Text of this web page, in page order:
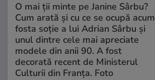
O mai ții minte pe Janine Sârbu?
Cum arată și cu ce se ocupă acum
fosta soție a lui Adrian Sârbu și
unul dintre cele mai apreciate
modele din anii 90. A fost
decorată recent de Ministerul
Culturii din Franța. Foto